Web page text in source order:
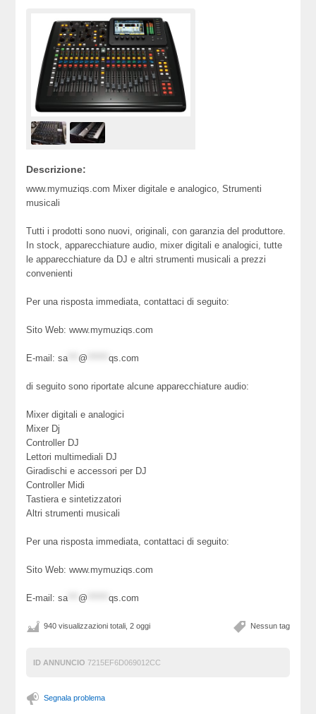
Descrizione:
www.mymuziqs.com Mixer digitale e analogico, Strumenti
musicali
Tutti i prodotti sono nuovi, originali, con garanzia del produttore.
In stock, apparecchiature audio, mixer digitali e analogici, tutte
le apparecchiature da DJ e altri strumenti musicali a prezzi
convenienti
Per una risposta immediata, contattaci di seguito:
Sito Web: www.mymuziqs.com
E-mail:sa @ ******qs.com
di seguito sono riportate alcune apparecchiature audio:
Mixer digitali e analogici
Mixer Dj
Controller DJ
Lettori multimediali DJ
Giradischi e accessori per DJ
Controller Midi
Tastiera e sintetizzatori
Altri strumenti musicali
Per una risposta immediata, contattaci di seguito:
Sito Web: www.mymuziqs.com
E-mail:sa @ ******qs.com
Nessun tag
940 visualizzazioni totali, 2 oggi
ID ANNUNCIO 7215EF6D069012CC
Segnala problema